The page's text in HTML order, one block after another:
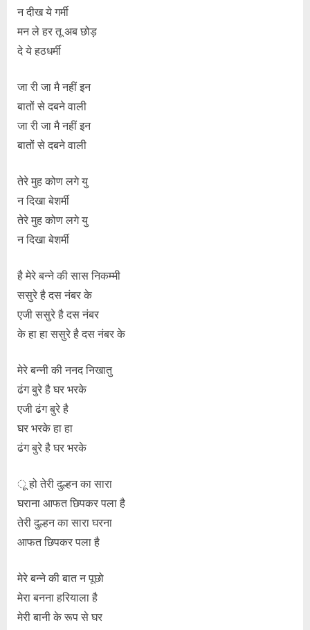
न दीख ये गर्मी
मन ले हर तू अब छोड़
दे ये हठधर्मी
जा री जा मै नहीं इन
बातों से दबने वाली
जा री जा मै नहीं इन
बातों से दबने वाली
तेरे मुह कोण लगे यु
न दिखा बेशर्मी
तेरे मुह कोण लगे यु
न दिखा बेशर्मी
है मेरे बन्ने की सास निकम्मी
ससुरे है दस नंबर के
एजी ससुरे है दस नंबर
के हा हा ससुरे है दस नंबर के
मेरे बन्नी की ननद निखातु
ढंग बुरे है घर भरके
एजी ढंग बुरे है
घर भरके हा हा
ढंग बुरे है घर भरके
ू हो तेरी दुल्हन का सारा
घराना आफत छिपकर पला है
तेरी दुल्हन का सारा घरना
आफत छिपकर पला है
मेरे बन्ने की बात न पूछो
मेरा बनना हरियाला है
मेरी बानी के रूप से घर